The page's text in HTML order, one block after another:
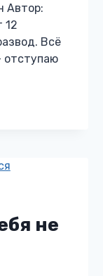
Автор:
12
Всё
отступаю
не